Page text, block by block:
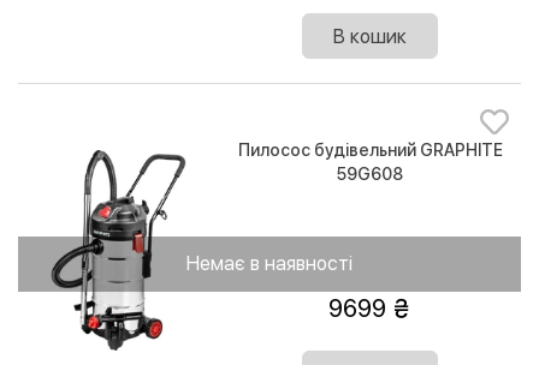
В кошик
Немає в наявності
Пилосос будівельний GRAPHITE
59G608
9699